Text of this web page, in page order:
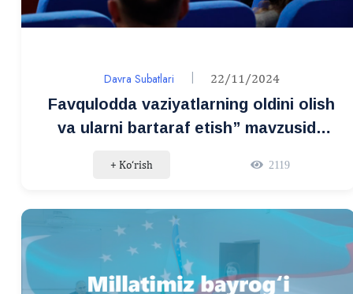
Davra Subatlari 22/11/2024
Favqulodda vaziyatlarning oldini olish
va ularni bartaraf etish” mavzusida
+ Ko‘rish 2119